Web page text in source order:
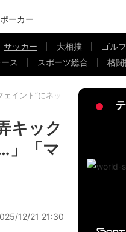
ポーカー
サッカー 大相撲 ゴルフ
ス
スポーツ総合 格闘
イント”にネット騒然「何だあ
キック
」「マ
12/21 21:30